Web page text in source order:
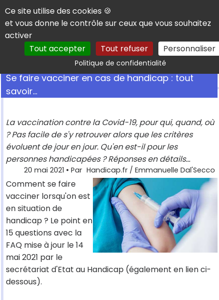
Panneau de gestion des cookies
Ce site utilise des cookies 🍪
et vous donne le contrôle sur ceux que vous souhaitez
activer
Tout accepter
Tout refuser Personnaliser
Politique de confidentialitéRechercher
Se faire vacciner en cas de handicap : tout
savoir...
La vaccination contre la Covid-19, pour qui, quand, où
? Pas facile de s'y retrouver alors que les critères
évoluent de jour en jour. Qu'en est-il pour les
personnes handicapées ? Réponses en détails...
20 mai 2021 • Par Handicap.fr / Emmanuelle Dal'Secco
Comment se faire
vacciner lorsqu'on est
en situation de
handicap ? Le point en
15 questions avec la
FAQ mise à jour le 14
mai 2021 par le
secrétariat d'Etat au Handicap (également en lien ci-
dessous).